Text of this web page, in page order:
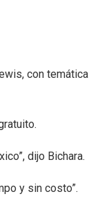
con temática
dijo Bichara.
y sin costo”.